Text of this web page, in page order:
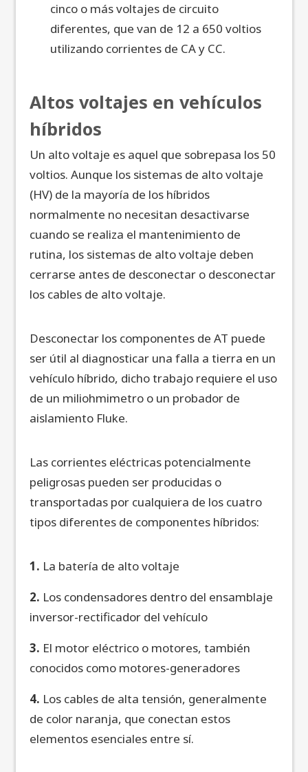
cinco o más voltajes de circuito
diferentes, que van de 12 a 650 voltios
utilizando corrientes de CA y CC.
Altos voltajes en vehículos
híbridos
Un alto voltaje es aquel que sobrepasa los 50
voltios. Aunque los sistemas de alto voltaje
(HV) de la mayoría de los híbridos
normalmente no necesitan desactivarse
cuando se realiza el mantenimiento de
rutina, los sistemas de alto voltaje deben
cerrarse antes de desconectar o desconectar
los cables de alto voltaje.
Desconectar los componentes de AT puede
ser útil al diagnosticar una falla a tierra en un
vehículo híbrido, dicho trabajo requiere el uso
de un miliohmimetro o un probador de
aislamiento Fluke.
Las corrientes eléctricas potencialmente
peligrosas pueden ser producidas o
transportadas por cualquiera de los cuatro
tipos diferentes de componentes híbridos:
1. La batería de alto voltaje
2. Los condensadores dentro del ensamblaje
inversor-rectificador del vehículo
3. El motor eléctrico o motores, también
conocidos como motores-generadores
4. Los cables de alta tensión, generalmente
de color naranja, que conectan estos
elementos esenciales entre sí.